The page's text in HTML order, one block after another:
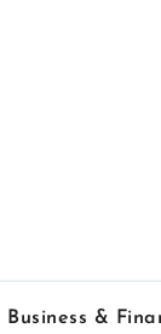
Business &